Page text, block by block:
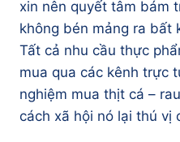
xin nên quyết tâm bám
không bén mảng ra bất
Tất cả nhu cầu thực
mua qua các kênh trực
nghiệm mua thịt cá –
cách xã hội nó lại thú vị